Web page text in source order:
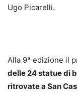
Ugo Picarelli.
Alla 9ª edizione il
delle 24 statue di
ritrovate a San